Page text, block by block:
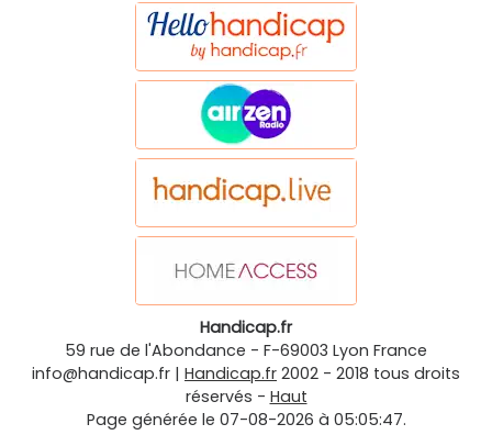
Handicap.fr
59 rue de l'Abondance - F-69003 Lyon France
info@handicap.fr | Handicap.fr 2002 - 2018 tous droits
réservés - Haut
Page générée le 07-08-2026 à 05:05:47.